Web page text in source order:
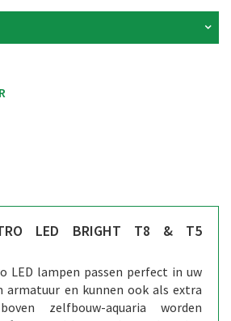
LED BRIGHT T8 & T5
LED lampen passen perfect in uw
armatuur en kunnen ook als extra
zelfbouw-aquaria worden